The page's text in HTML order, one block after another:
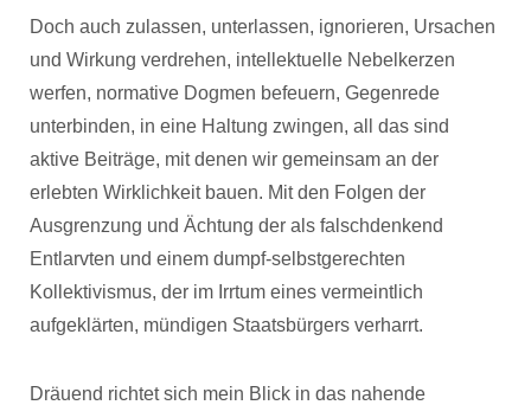
Doch auch zulassen, unterlassen, ignorieren, Ursachen
und Wirkung verdrehen, intellektuelle Nebelkerzen
werfen, normative Dogmen befeuern, Gegenrede
unterbinden, in eine Haltung zwingen, all das sind
aktive Beiträge, mit denen wir gemeinsam an der
erlebten Wirklichkeit bauen. Mit den Folgen der
Ausgrenzung und Ächtung der als falschdenkend
Entlarvten und einem dumpf-selbstgerechten
Kollektivismus, der im Irrtum eines vermeintlich
aufgeklärten, mündigen Staatsbürgers verharrt.
Dräuend richtet sich mein Blick in das nahende